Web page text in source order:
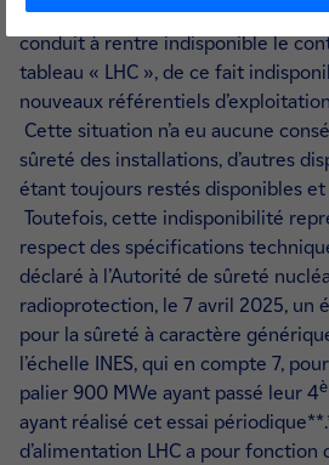
réalisés sur des batteries de
conduit à rentre indisponible le
tableau « LHC », de ce fait
nouveaux référentiels
Cette situation n’a eu aucune
sûreté des installations, d’autres
étant toujours restés disponibles et
Toutefois, cette indisponibilité
respect des spécifications
déclaré à l’Autorité de sûreté
radioprotection, le 7 avril 2025, un
pour la sûreté à caractère
l’échelle INES, qui en compte 7,
palier 900 MWe ayant passé leur 4
ayant réalisé cet essai
d’alimentation LHC a pour fonction